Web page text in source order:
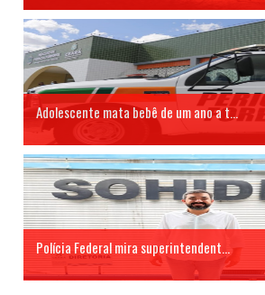
Adolescente mata bebê de um ano a t...
Polícia Federal mira superintendent...